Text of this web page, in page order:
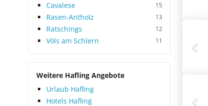
Cavalese 15
Rasen-Antholz 13
Ratschings 12
Völs am Schlern 11
Weitere Hafling Angebote
Urlaub Hafling
Hotels Hafling